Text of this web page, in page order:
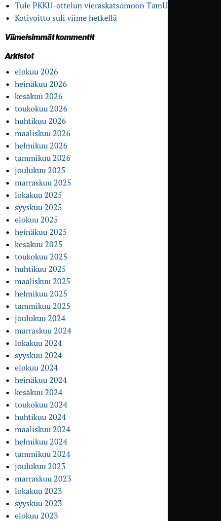
Tule PKKU-ottelun vieras­katsomoon TamU-klubille
Kotivoitto suli viime hetkellä
Viimeisimmät kommentit
Arkistot
elokuu 2026
heinäkuu 2026
kesäkuu 2026
toukokuu 2026
huhtikuu 2026
maaliskuu 2026
helmikuu 2026
tammikuu 2026
joulukuu 2025
marraskuu 2025
lokakuu 2025
syyskuu 2025
elokuu 2025
heinäkuu 2025
kesäkuu 2025
toukokuu 2025
huhtikuu 2025
maaliskuu 2025
helmikuu 2025
tammikuu 2025
joulukuu 2024
marraskuu 2024
lokakuu 2024
syyskuu 2024
elokuu 2024
heinäkuu 2024
kesäkuu 2024
toukokuu 2024
huhtikuu 2024
maaliskuu 2024
helmikuu 2024
tammikuu 2024
joulukuu 2023
marraskuu 2023
lokakuu 2023
syyskuu 2023
elokuu 2023